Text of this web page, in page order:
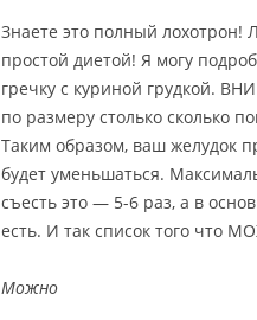
Знаете это полный лохотрон!
простой диетой! Я могу
гречку с куриной грудкой.
по размеру столько сколько
Таким образом, ваш желудок
будет уменьшаться.
съесть это — 5-6 раз, а в
есть. И так список того что
Можно